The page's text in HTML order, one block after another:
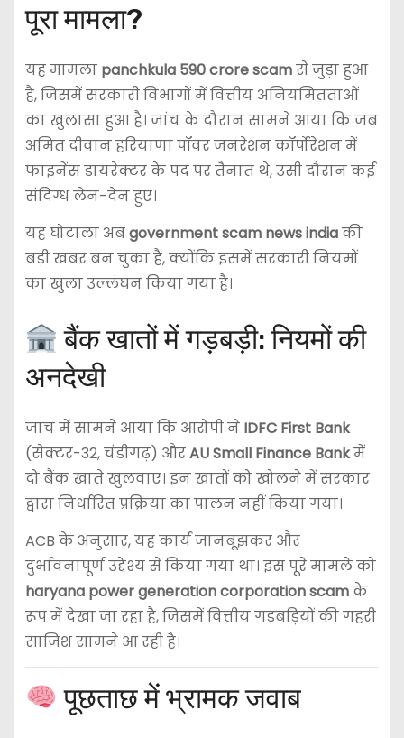
पूरा मामला?
यह मामला panchkula 590 crore scamसे जुड़ा हुआ
है, जिसमें सरकारी विभागों में वित्तीय अनियमितताओं
का खुलासा हुआ है। जांच के दौरान सामने आया कि जब
अमित दीवान हरियाणा पॉवर जनरेशन कॉर्पोरेशन में
फाइनेंस डायरेक्टर के पद पर तैनात थे, उसी दौरान कई
संदिग्ध लेन-देन हुए।
यह घोटाला अबgovernment scam news indiaकी
बड़ी खबर बन चुका है, क्योंकि इसमें सरकारी नियमों
का खुला उल्लंघन किया गया है।
बैंक खातों में गड़बड़ी: नियमों की
अनदेखी
जांच में सामने आया कि आरोपी ने IDFC First Bank
(सेक्टर-32, चंडीगढ़) औरAU Small Finance Bankमें
दो बैंक खाते खुलवाए। इन खातों को खोलने में सरकार
द्वारा निर्धारित प्रक्रिया का पालन नहीं किया गया।
ACB के अनुसार, यह कार्य जानबूझकर और
दुर्भावनापूर्ण उद्देश्य से किया गया था। इस पूरे मामले को
haryana power generation corporation scamके
रूप में देखा जा रहा है, जिसमें वित्तीय गड़बड़ियों की गहरी
साजिश सामने आ रही है।
पूछताछ में भ्रामक जवाब